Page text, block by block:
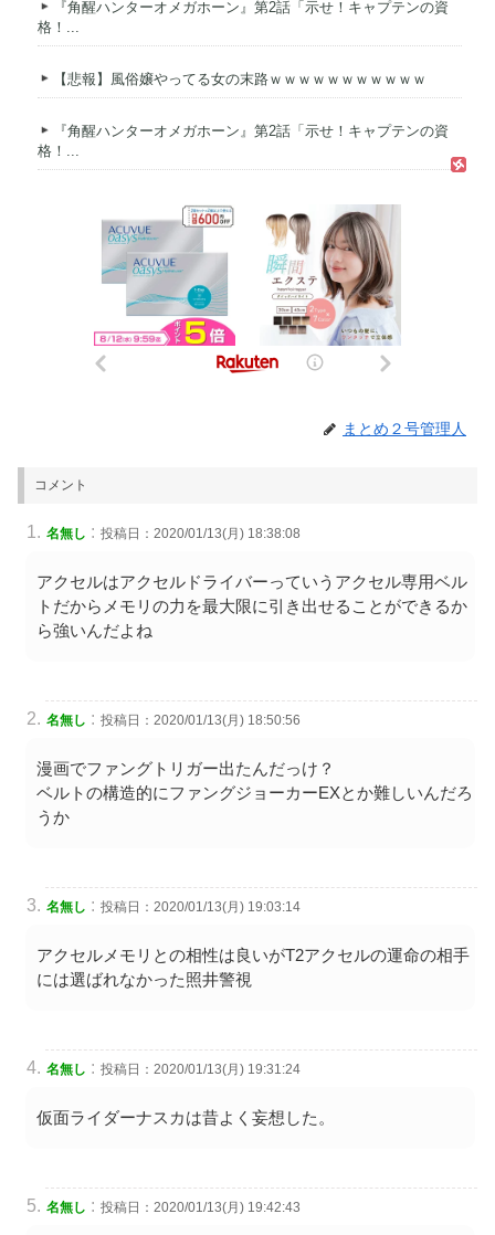
『角醒ハンターオメガホーン』第2話「示せ！キャプテンの資
格！...
【悲報】風俗嬢やってる女の末路ｗｗｗｗｗｗｗｗｗｗｗ
『角醒ハンターオメガホーン』第2話「示せ！キャプテンの資
格！...
まとめ２号管理人
コメント
名無し : 投稿日：2020/01/13(月) 18:38:08
アクセルはアクセルドライバーっていうアクセル専用ベル
トだからメモリの力を最大限に引き出せることができるか
ら強いんだよね
名無し : 投稿日：2020/01/13(月) 18:50:56
漫画でファングトリガー出たんだっけ？
ベルトの構造的にファングジョーカーEXとか難しいんだろ
うか
名無し : 投稿日：2020/01/13(月) 19:03:14
アクセルメモリとの相性は良いがT2アクセルの運命の相手
には選ばれなかった照井警視
名無し : 投稿日：2020/01/13(月) 19:31:24
仮面ライダーナスカは昔よく妄想した。
名無し : 投稿日：2020/01/13(月) 19:42:43